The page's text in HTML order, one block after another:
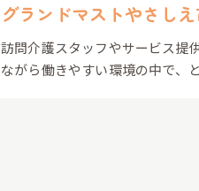
グランドマストやさし
訪問介護スタッフやサービス提
ながら働きやすい環境の中で、